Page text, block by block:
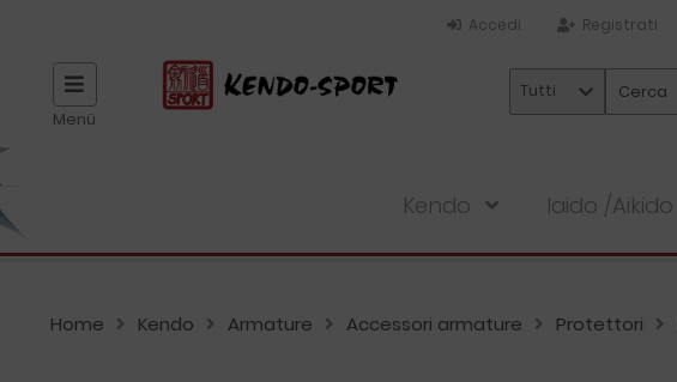
Accedi Registrati
Menü
Tutti
Kendo Iaido /Aikido
Home Kendo Armature Accessori armature Protettori